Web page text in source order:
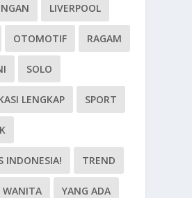
LIVERPOOL
OTOMOTIF RAGAM
SOLO
LENGKAP SPORT
INDONESIA! TREND
WANITA YANG ADA